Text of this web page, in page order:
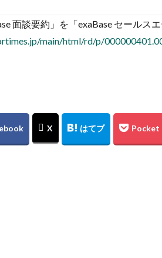
面談要約」を「exaBase セール
main/html/rd/p/